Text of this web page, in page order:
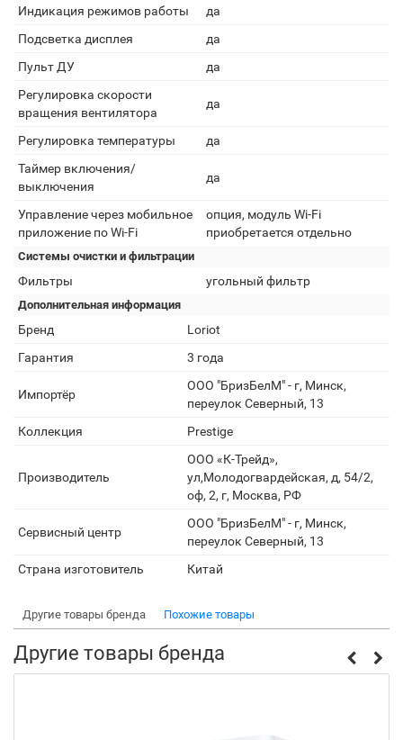
Индикация режимов работы
да
Подсветка дисплея
да
Пульт ДУ
да
Регулировка скорости
вращения вентилятора
да
Регулировка температуры
да
Таймер включения/
выключения
да
Управление через мобильное
приложение по Wi-Fi
опция, модуль Wi-Fi
приобретается отдельно
Системы очистки и фильтрации
Фильтры угольный фильтр
Дополнительная информация
Бренд
Loriot
Гарантия
3 года
Импортёр
ООО "БризБелМ" - г, Минск,
переулок Северный, 13
Коллекция
Prestige
Производитель
ООО «К-Трейд»,
ул,Молодогвардейская, д, 54/2,
оф, 2, г, Москва, РФ
Сервисный центр
ООО "БризБелМ" - г, Минск,
переулок Северный, 13
Страна изготовитель
Китай
Другие товары бренда Похожие товары
Другие товары бренда